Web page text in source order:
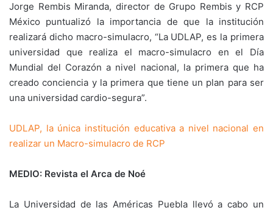
Jorge Rembis Miranda, director de Grupo Rembis y RCP
México puntualizó la importancia de que la institución
realizará dicho macro-simulacro, “La UDLAP, es la primera
universidad que realiza el macro-simulacro en el Día
Mundial del Corazón a nivel nacional, la primera que ha
creado conciencia y la primera que tiene un plan para ser
una universidad cardio-segura”.
UDLAP, la única institución educativa a nivel nacional en
realizar un Macro-simulacro de RCP
MEDIO: Revista el Arca de Noé
La Universidad de las Américas Puebla llevó a cabo un